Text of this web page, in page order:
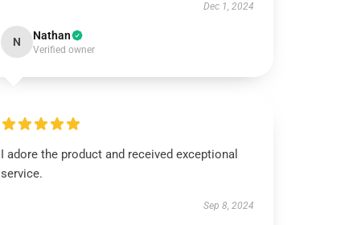
Dec 1, 2024
N Nathan
Verified owner
I adore the product and received exceptional
service.
Sep 8, 2024